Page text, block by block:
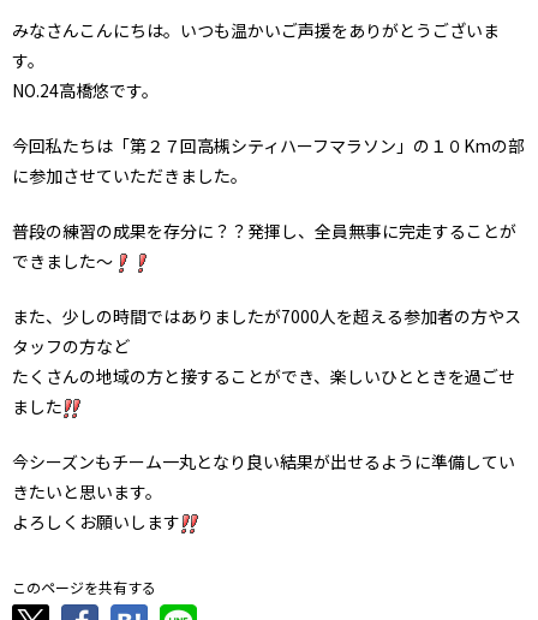
みなさんこんにちは。いつも温かいご声援をありがとうございま
す。
NO.24高橋悠です。
今回私たちは「第２７回高槻シティハーフマラソン」の１０Kmの部
に参加させていただきました。
普段の練習の成果を存分に？？発揮し、全員無事に完走することが
できました～
また、少しの時間ではありましたが7000人を超える参加者の方やス
タッフの方など
たくさんの地域の方と接することができ、楽しいひとときを過ごせ
ました
今シーズンもチーム一丸となり良い結果が出せるように準備してい
きたいと思います。
よろしくお願いします
このページを共有する